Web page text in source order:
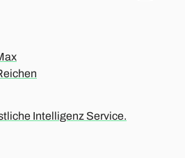
Intelligenz Service.